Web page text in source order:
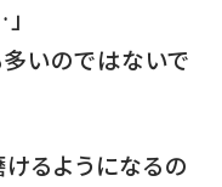
いのではないで
るようになるの